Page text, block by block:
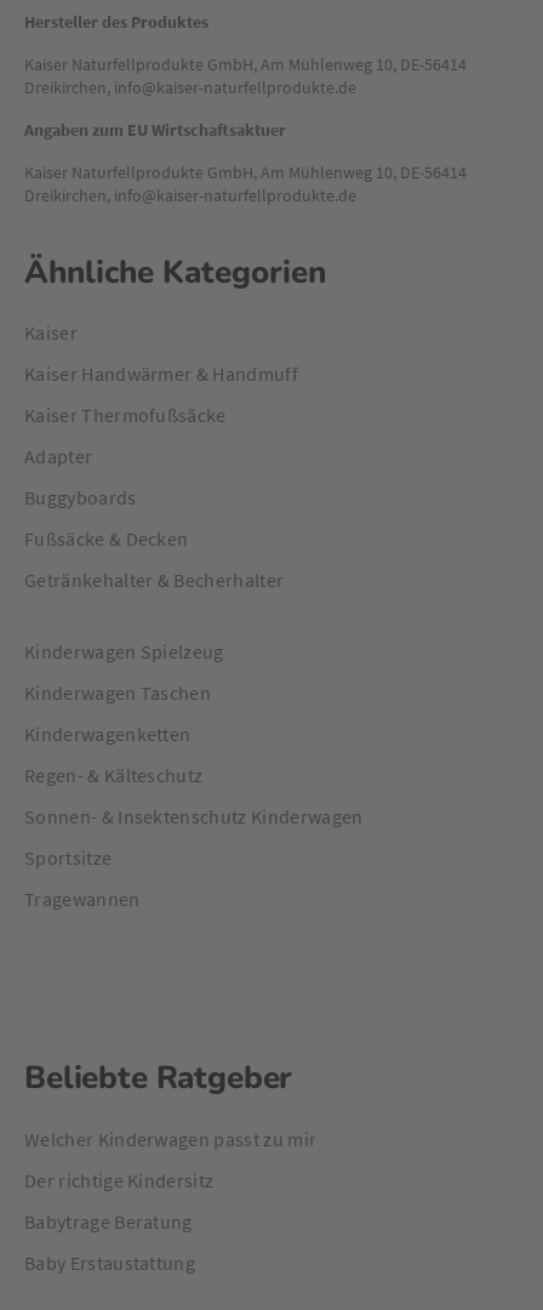
Hersteller des Produktes
Kaiser Naturfellprodukte GmbH, Am Mühlenweg 10, DE-56414
Dreikirchen, info@kaiser-naturfellprodukte.de
Angaben zum EU Wirtschaftsaktuer
Kaiser Naturfellprodukte GmbH, Am Mühlenweg 10, DE-56414
Dreikirchen, info@kaiser-naturfellprodukte.de
Ähnliche Kategorien
Kaiser
Kaiser Handwärmer & Handmuff
Kaiser Thermofußsäcke
Adapter
Buggyboards
Fußsäcke & Decken
Getränkehalter & Becherhalter
Kinderwagen Spielzeug
Kinderwagen Taschen
Kinderwagenketten
Regen- & Kälteschutz
Sonnen- & Insektenschutz Kinderwagen
Sportsitze
Tragewannen
Beliebte Ratgeber
Welcher Kinderwagen passt zu mir
Der richtige Kindersitz
Babytrage Beratung
Baby Erstaustattung